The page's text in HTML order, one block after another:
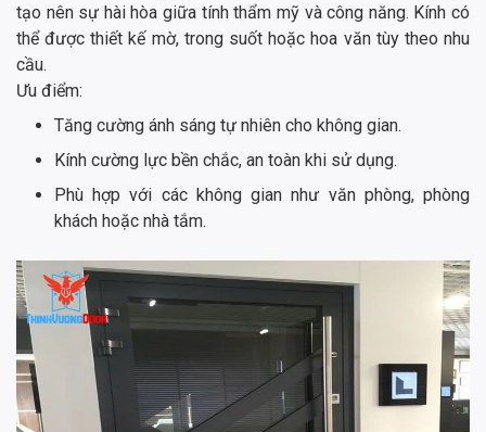
tạo nên sự hài hòa giữa tính thẩm mỹ và công năng. Kính có
thể được thiết kế mờ, trong suốt hoặc hoa văn tùy theo nhu
cầu.
Ưu điểm:
Tăng cường ánh sáng tự nhiên cho không gian.
Kính cường lực bền chắc, an toàn khi sử dụng.
Phù hợp với các không gian như văn phòng, phòng
khách hoặc nhà tắm.